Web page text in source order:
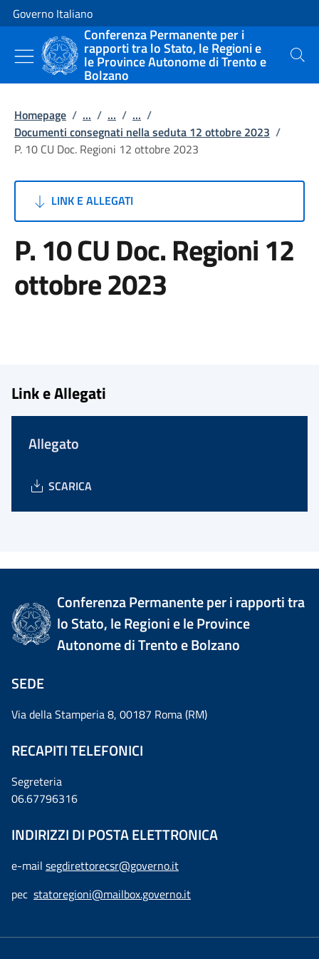
Vai al contenuto
Vai alla navigazione del sito
Governo Italiano
Conferenza Permanente per i
rapporti tra lo Stato, le Regioni e
le Province Autonome di Trento e
Bolzano
Cerca
Homepage / ... / ... / ... /
Documenti consegnati nella seduta 12 ottobre 2023 /
P. 10 CU Doc. Regioni 12 ottobre 2023
LINK E ALLEGATI
P. 10 CU Doc. Regioni 12
ottobre 2023
Link e Allegati
Allegato
SCARICA
Conferenza Permanente per i rapporti tra
lo Stato, le Regioni e le Province
Autonome di Trento e Bolzano
SEDE
Via della Stamperia 8, 00187 Roma (RM)
RECAPITI TELEFONICI
Segreteria
06.67796316
INDIRIZZI DI POSTA ELETTRONICA
e-mail segdirettorecsr@governo.it
pec statoregioni@mailbox.governo.it